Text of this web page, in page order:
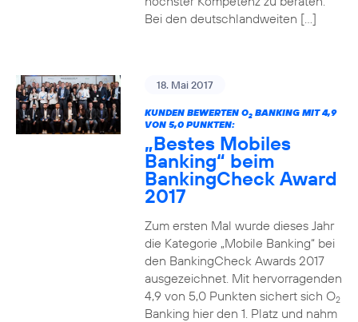
Bei den deutschlandweiten […]
18. Mai 2017
KUNDEN BEWERTEN O2BANKING MIT 4,9
VON 5,0 PUNKTEN:
„Bestes Mobiles
Banking“ beim
BankingCheck Award
2017
Zum ersten Mal wurde dieses Jahr
die Kategorie „Mobile Banking“ bei
den BankingCheck Awards 2017
ausgezeichnet. Mit hervorragenden
4,9 von 5,0 Punkten sichert sich O2
Banking hier den 1. Platz und nahm